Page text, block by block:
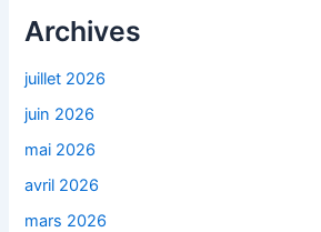
Archives
juillet 2026
juin 2026
mai 2026
avril 2026
mars 2026